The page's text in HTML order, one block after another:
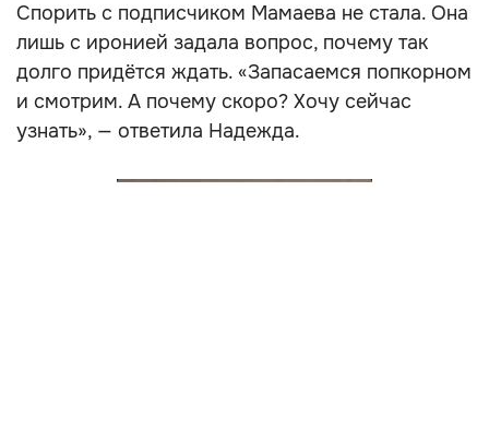
Спорить с подписчиком Мамаева не стала. Она
лишь с иронией задала вопрос, почему так
долго придётся ждать. «Запасаемся попкорном
и смотрим. А почему скоро? Хочу сейчас
узнать», — ответила Надежда.